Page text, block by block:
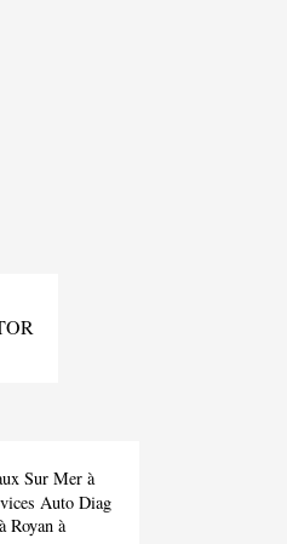
Sur Mer à
Auto Diag
à Royan à